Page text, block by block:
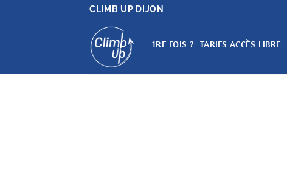
CLIMB UP DIJON
1RE FOIS ? TARIFS ACCÈS LIBRE